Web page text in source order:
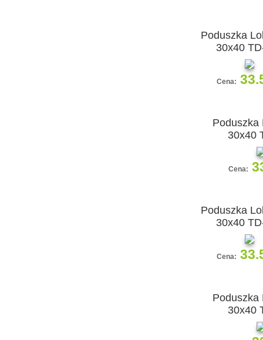
Poduszka
30x40
Cena:
Poduszka
30x40
Cena:
Poduszka
30x40
Cena:
Poduszka
30x40